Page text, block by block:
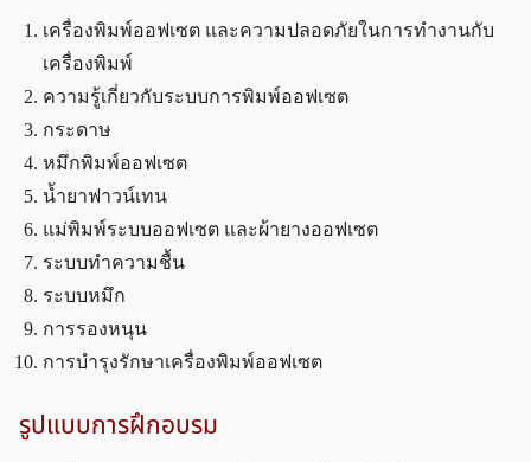
เครื่องพิมพ์ออฟเซต และความปลอดภัยในการทำงานกับ
เครื่องพิมพ์
ความรู้เกี่ยวกับระบบการพิมพ์ออฟเซต
กระดาษ
หมึกพิมพ์ออฟเซต
น้ำยาฟาวน์เทน
แม่พิมพ์ระบบออฟเซต และผ้ายางออฟเซต
ระบบทำความชื้น
ระบบหมึก
การรองหนุน
การบำรุงรักษาเครื่องพิมพ์ออฟเซต
รูปแบบการฝึกอบรม